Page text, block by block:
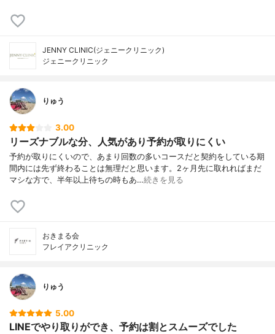
JENNY CLINIC(ジェニークリニック)
ジェニークリニック
りゅう
3.00
リーズナブルな分、人気があり予約が取りにくい
予約が取りにくいので、あまり回数の多いコースだと契約をしている期
間内には先ず終わることは無理だと思います。2ヶ月先に取れればまだ
マシな方で、半年以上待ちの時もあ…続きを見る
おきまる会
フレイアクリニック
りゅう
5.00
LINEでやり取りができ、予約は割とスムーズでした